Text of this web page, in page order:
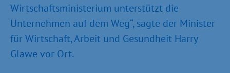
Wirtschaftsministerium unterstützt die
Unternehmen auf dem Weg“, sagte der Minister
für Wirtschaft, Arbeit und Gesundheit Harry
Glawe vor Ort.